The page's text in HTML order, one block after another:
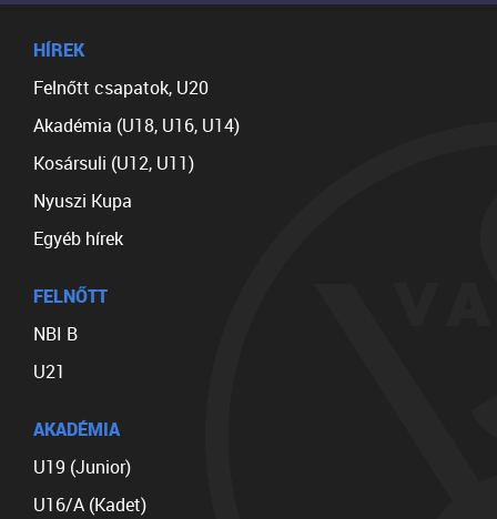
HÍREK
Felnőtt csapatok, U20
Akadémia (U18, U16, U14)
Kosársuli (U12, U11)
Nyuszi Kupa
Egyéb hírek
FELNŐTT
NBI B
U21
AKADÉMIA
U19 (Junior)
U16/A (Kadet)